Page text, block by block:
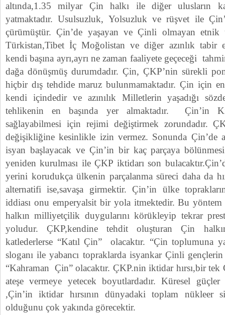
altında,1.35 milyar Çin halkı ile diğer ulusların
yatmaktadır. Usulsuzluk, Yolsuzluk ve rüşvet ile
çürümüştür. Çin’de yaşayan ve Çinli olmayan etnik
Türkistan,Tibet İç Moğolistan ve diğer azınlık tabir
kendi başına ayrı,ayrı ne zaman faaliyete geçeceği
dağa dönüşmüş durumdadır. Çin, ÇKP’nin sürekli
hiçbir dış tehdide maruz bulunmamaktadır. Çin için
kendi içindedir ve azınılık Milletlerin yaşadığı
tehlikenin en başında yer almaktadır. Çin’in
sağlayabilmesi için rejimi değiştirmek zorundadır.
değişikliğine kesinlikle izin vermez. Sonunda Çin’de
isyan başlayacak ve Çin’in bir kaç parçaya
yeniden kurulması ile ÇKP iktidarı son
yerini korudukça ülkenin parçalanma süreci daha da
alternatifi ise,savaşa girmektir. Çin’in ülke
iddiası onu emperyalsit bir yola itmektedir. Bu yöntem
halkın milliyetçilik duygularını körükleyip tekrar
yoludur. ÇKP,kendine tehdit oluşturan Çin
katlederlerse “Katıl Çin” olacaktır. “Çin toplumuna
sloganı ile yabancı topraklarda isyankar Çinli
“Kahraman Çin” olacaktır. ÇKP.nin iktidar hırsı,bir tek
ateşe vermeye yetecek boyutlardadır. Küresel
,Çin’in iktidar hırsının dünyadaki toplam nükleer
olduğunu çok yakında görecektir.